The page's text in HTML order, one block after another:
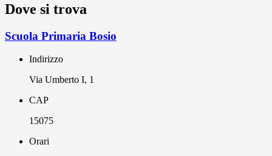
Dove si trova
Scuola Primaria Bosio
Indirizzo
Via Umberto I, 1
CAP
15075
Orari